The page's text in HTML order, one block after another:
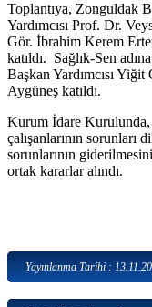
Toplantıya, Zonguldak
Yardımcısı Prof. Dr.
Gör. İbrahim Kerem
katıldı. Sağlık-Sen
Başkan Yardımcısı
Aygüneş katıldı.
Kurum İdare Kurulunda,
çalışanlarının sorunları
sorunlarının
ortak kararlar alındı.
Yayınlanma Tarihi :